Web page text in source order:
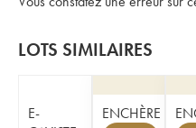
LOTS SIMILAIRES
E-
ENCHÈRE